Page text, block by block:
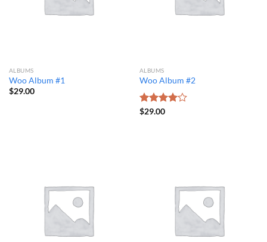
ALBUMS
Woo Album #1
$29.00
ALBUMS
Woo Album #2
Được
$29.00